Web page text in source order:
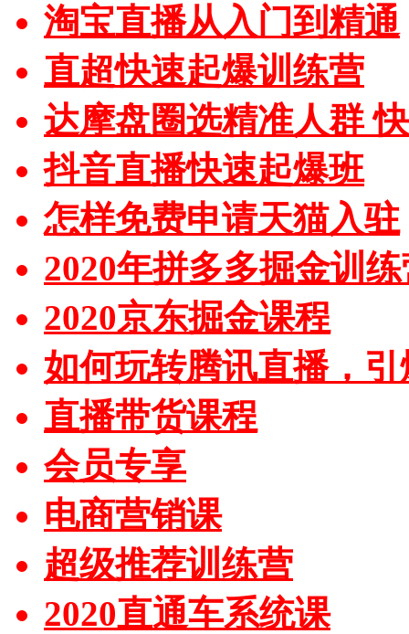
淘宝直播从入门到精通
直超快速起爆训练营
达摩盘圈选精准人群
抖音直播快速起爆班
怎样免费申请天猫入驻
2020年拼多多掘金训
2020京东掘金课程
如何玩转腾讯直播，
直播带货课程
会员专享
电商营销课
超级推荐训练营
2020直通车系统课